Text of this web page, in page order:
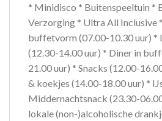
* Minidisco * Buitenspeeltuin *
Verzorging * Ultra All Inclusive
buffetvorm (07.00-10.30 uur) *
(12.30-14.00 uur) * Diner in
21.00 uur) * Snacks (12.00-
& koekjes (14.00-18.00 uur) *
Middernachtsnack (23.30-
lokale (non-)alcoholische